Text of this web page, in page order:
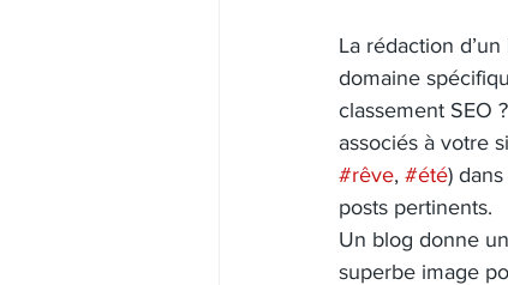
La rédaction
domaine
classement SEO
associés à votre
#rêve, #été)
posts pertinents.
Un blog donne
superbe image